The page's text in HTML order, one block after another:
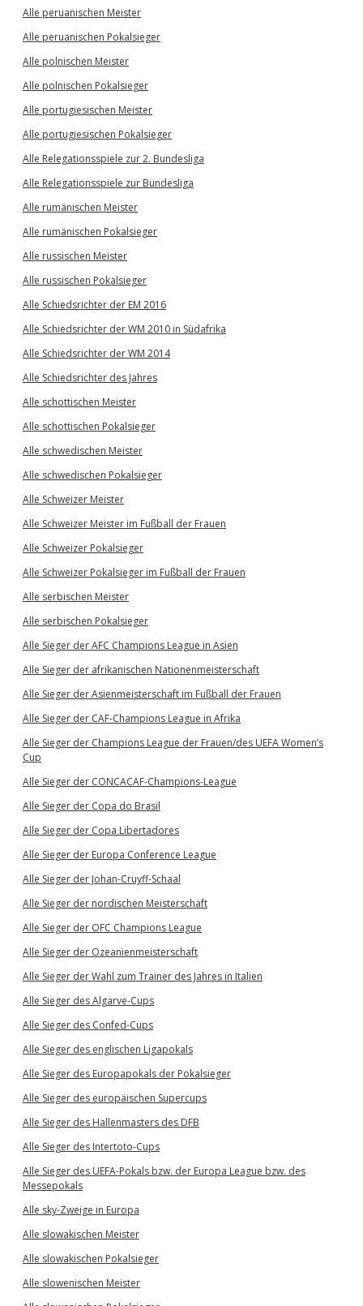
Alle peruanischen Meister
Alle peruanischen Pokalsieger
Alle polnischen Meister
Alle polnischen Pokalsieger
Alle portugiesischen Meister
Alle portugiesischen Pokalsieger
Alle Relegationsspiele zur 2. Bundesliga
Alle Relegationsspiele zur Bundesliga
Alle rumänischen Meister
Alle rumänischen Pokalsieger
Alle russischen Meister
Alle russischen Pokalsieger
Alle Schiedsrichter der EM 2016
Alle Schiedsrichter der WM 2010 in Südafrika
Alle Schiedsrichter der WM 2014
Alle Schiedsrichter des Jahres
Alle schottischen Meister
Alle schottischen Pokalsieger
Alle schwedischen Meister
Alle schwedischen Pokalsieger
Alle Schweizer Meister
Alle Schweizer Meister im Fußball der Frauen
Alle Schweizer Pokalsieger
Alle Schweizer Pokalsieger im Fußball der Frauen
Alle serbischen Meister
Alle serbischen Pokalsieger
Alle Sieger der AFC Champions League in Asien
Alle Sieger der afrikanischen Nationenmeisterschaft
Alle Sieger der Asienmeisterschaft im Fußball der Frauen
Alle Sieger der CAF-Champions League in Afrika
Alle Sieger der Champions League der Frauen/des UEFA Women’s
Cup
Alle Sieger der CONCACAF-Champions-League
Alle Sieger der Copa do Brasil
Alle Sieger der Copa Libertadores
Alle Sieger der Europa Conference League
Alle Sieger der Johan-Cruyff-Schaal
Alle Sieger der nordischen Meisterschaft
Alle Sieger der OFC Champions League
Alle Sieger der Ozeanienmeisterschaft
Alle Sieger der Wahl zum Trainer des Jahres in Italien
Alle Sieger des Algarve-Cups
Alle Sieger des Confed-Cups
Alle Sieger des englischen Ligapokals
Alle Sieger des Europapokals der Pokalsieger
Alle Sieger des europäischen Supercups
Alle Sieger des Hallenmasters des DFB
Alle Sieger des Intertoto-Cups
Alle Sieger des UEFA-Pokals bzw. der Europa League bzw. des
Messepokals
Alle sky-Zweige in Europa
Alle slowakischen Meister
Alle slowakischen Pokalsieger
Alle slowenischen Meister